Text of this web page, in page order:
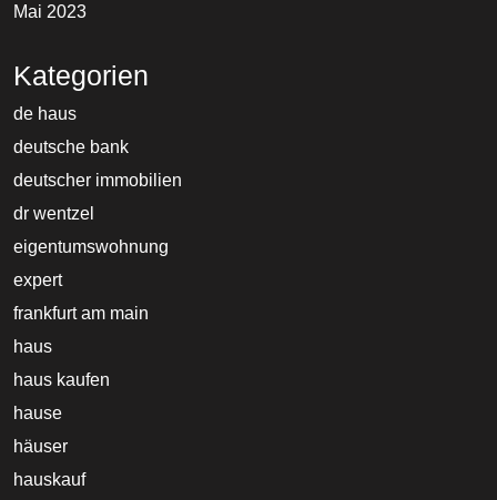
Mai 2023
Kategorien
de haus
deutsche bank
deutscher immobilien
dr wentzel
eigentumswohnung
expert
frankfurt am main
haus
haus kaufen
hause
häuser
hauskauf